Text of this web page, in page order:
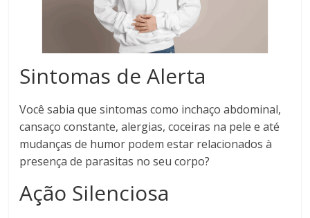
Sintomas de Alerta
Você sabia que sintomas como inchaço abdominal,
cansaço constante, alergias, coceiras na pele e até
mudanças de humor podem estar relacionados à
presença de parasitas no seu corpo?
Ação Silenciosa